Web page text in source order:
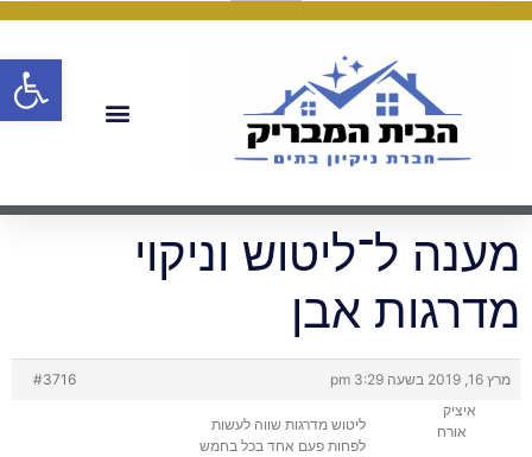
מענה ל־ליטוש וניקוי
מדרגות אבן
מרץ 16, 2019 בשעה 3:29 pm
#3716
איציק
אורח
ליטוש מדרגות שווה לעשות
לפחות פעם אחד בכל בחמש